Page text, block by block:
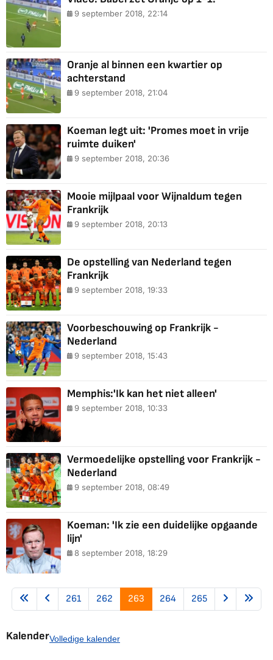
9 september 2018, 22:14
Oranje al binnen een kwartier op
achterstand
9 september 2018, 21:04
Koeman legt uit: 'Promes moet in vrije
ruimte duiken'
9 september 2018, 20:36
Mooie mijlpaal voor Wijnaldum tegen
Frankrijk
9 september 2018, 20:13
De opstelling van Nederland tegen
Frankrijk
9 september 2018, 19:33
Voorbeschouwing op Frankrijk -
Nederland
9 september 2018, 15:43
Memphis:'Ik kan het niet alleen'
9 september 2018, 10:33
Vermoedelijke opstelling voor Frankrijk -
Nederland
9 september 2018, 08:49
Koeman: 'Ik zie een duidelijke opgaande
lijn'
8 september 2018, 18:29
261 262 263 264 265
KalenderVolledige kalender